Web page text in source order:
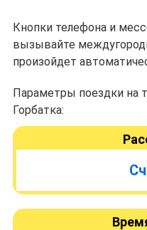
Кнопки телефона и
вызывайте
произойдет
Параметры поездки на
Горбатка: